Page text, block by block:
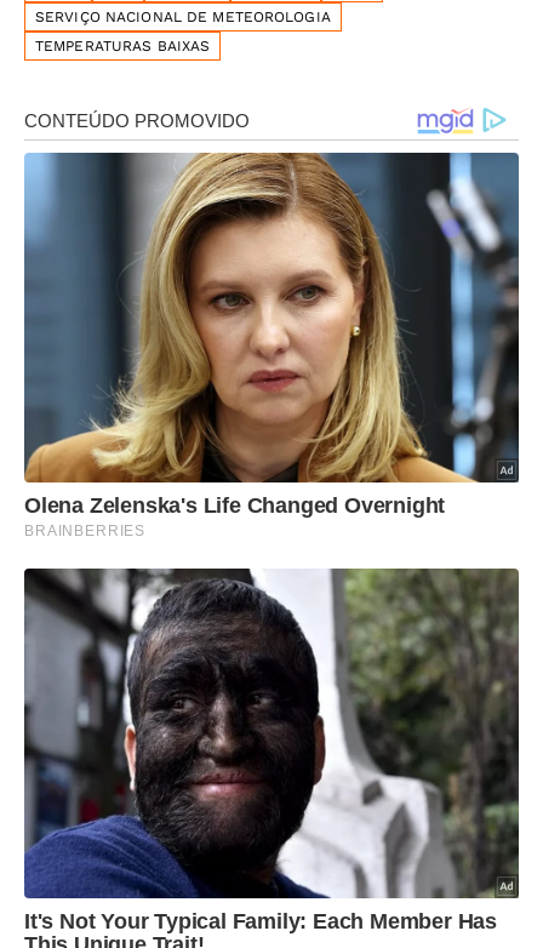
SERVIÇO NACIONAL DE METEOROLOGIA
TEMPERATURAS BAIXAS